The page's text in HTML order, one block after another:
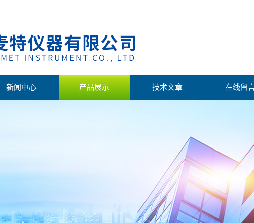
新闻中心 产品展示 技术文章 在线留